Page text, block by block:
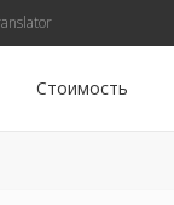
Стоимость